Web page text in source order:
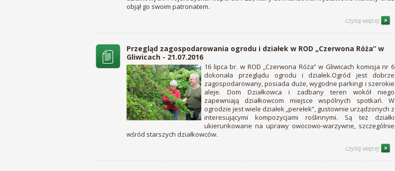
objął go swoim patronatem.
czytaj więcej
Przegląd zagospodarowania ogrodu i działek w ROD „Czerwona Róża” w
Gliwicach - 21.07.2016
16 lipca br. w ROD „Czerwona Róża” w Gliwicach komisja nr 6
dokonała przeglądu ogrodu i działek.Ogród jest dobrze
zagospodarowany, posiada duże, wygodne parkingi i szerokie
aleje. Dom Działkowca i zadbany teren wokół niego
zapewniają działkowcom miejsce wspólnych spotkań. W
ogrodzie jest wiele działek „perełek”, gustownie urządzonych z
interesującymi kompozycjami roślinnymi. Są też działki
ukierunkowane na uprawy owocowo-warzywne, szczególnie
wśród starszych działkowców.
czytaj więcej